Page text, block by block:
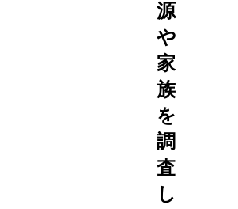
源
や
家
族
を
調
査
し